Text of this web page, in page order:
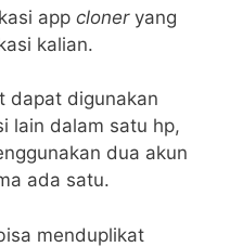
app cloneryang
kalian.
dapat digunakan
lain dalam satu hp,
dua akun
ada satu.
menduplikat